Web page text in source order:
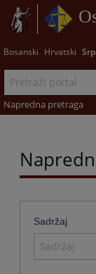
Bosanski Hrvatski
Napredna pretraga
Sadržaj